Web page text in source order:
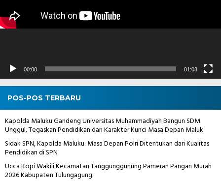
00:00 01:03
POS-POS TERBARU
Kapolda Maluku Gandeng Universitas Muhammadiyah Bangun SDM
Unggul, Tegaskan Pendidikan dan Karakter Kunci Masa Depan Maluk
Sidak SPN, Kapolda Maluku: Masa Depan Polri Ditentukan dari Kualitas
Pendidikan di SPN
Ucca Kopi Wakili Kecamatan Tanggunggunung Pameran Pangan Murah
2026 Kabupaten Tulungagung